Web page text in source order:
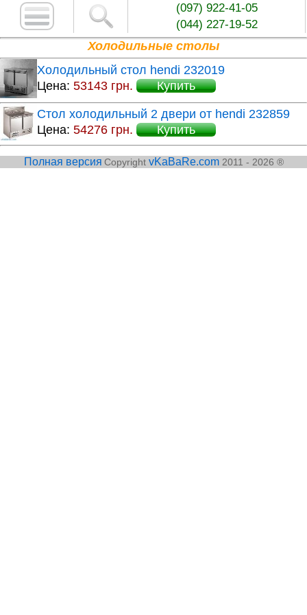
(097) 922-41-05
(044) 227-19-52
Холодильные столы
Холодильный стол hendi 232019
Цена: 53143 грн. Купить
Стол холодильный 2 двери от hendi 232859
Цена: 54276 грн. Купить
Полная версия Copyright vKaBaRe.com2011 - 2026 ®